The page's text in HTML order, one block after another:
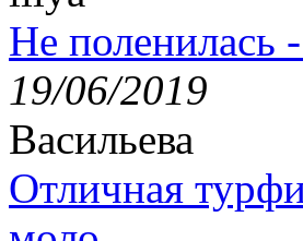
Не поленилась
19/06/2019
Васильева
Отличная